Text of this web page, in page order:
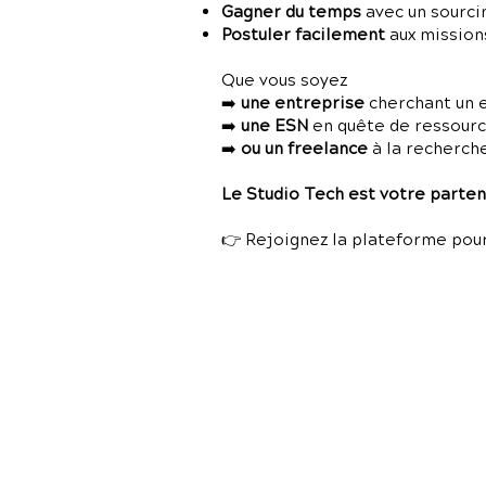
Gagner du tempsavec un
Postuler facilementaux
Que vous soyez
➡️ une entreprise cherchant un
➡️ une ESN en quête de
➡️ ou un freelanceà la
Le Studio Tech est votre
👉 Rejoignez la plateforme